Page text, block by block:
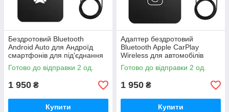
Бездротовий Bluetooth
Android Auto для Андроїд
смартфонів для під'єднання
до автомагнітол USB Wireless
Adapter
Готово до відправки 2 од.
1 950 ₴
Купити
Адаптер бездротовий
Bluetooth Apple CarPlay
Wireless для автомобілів
Готово до відправки 2 од.
1 950 ₴
Купити